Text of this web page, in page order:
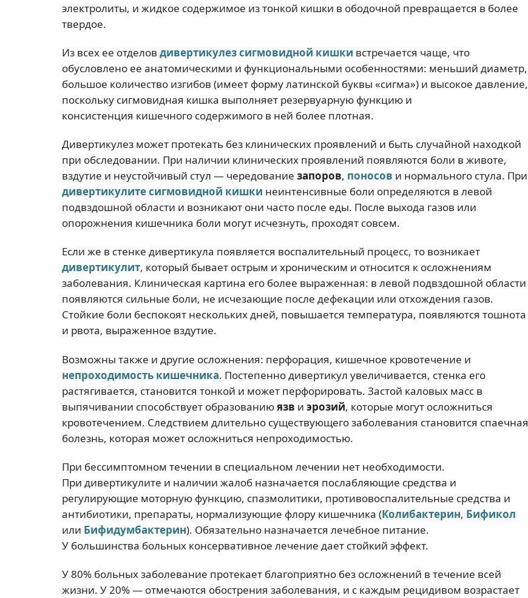
электролиты, и жидкое содержимое из тонкой кишки в ободочной превращается в более
твердое.
Из всех ее отделов дивертикулез сигмовидной кишки встречается чаще, что
обусловлено ее анатомическими и функциональными особенностями: меньший диаметр,
большое количество изгибов (имеет форму латинской буквы «сигма») и высокое давление,
поскольку сигмовидная кишка выполняет резервуарную функцию и
консистенция кишечного содержимого в ней более плотная.
Дивертикулез может протекать без клинических проявлений и быть случайной находкой
при обследовании. При наличии клинических проявлений появляются боли в животе,
вздутие и неустойчивый стул — чередование запоров, поносов и нормального стула. При
дивертикулите сигмовидной кишки неинтенсивные боли определяются в левой
подвздошной области и возникают они часто после еды. После выхода газов или
опорожнения кишечника боли могут исчезнуть, проходят совсем.
Если же в стенке дивертикула появляется воспалительный процесс, то возникает
дивертикулит, который бывает острым и хроническим и относится к осложнениям
заболевания. Клиническая картина его более выраженная: в левой подвздошной области
появляются сильные боли, не исчезающие после дефекации или отхождения газов.
Стойкие боли беспокоят нескольких дней, повышается температура, появляются тошнота
и рвота, выраженное вздутие.
Возможны также и другие осложнения: перфорация, кишечное кровотечение и
непроходимость кишечника. Постепенно дивертикул увеличивается, стенка его
растягивается, становится тонкой и может перфорировать. Застой каловых масс в
выпячивании способствует образованиюязв и эрозий, которые могут осложниться
кровотечением. Следствием длительно существующего заболевания становится спаечная
болезнь, которая может осложниться непроходимостью.
При бессимптомном течении в специальном лечении нет необходимости.
При дивертикулите и наличии жалоб назначается послабляющие средства и
регулирующие моторную функцию, спазмолитики, противовоспалительные средства и
антибиотики, препараты, нормализующие флору кишечника (Колибактерин, Бификол
или Бифидумбактерин). Обязательно назначается лечебное питание.
У большинства больных консервативное лечение дает стойкий эффект.
У 80% больных заболевание протекает благоприятно без осложнений в течение всей
жизни. У 20% — отмечаются обострения заболевания, и с каждым рецидивом возрастает